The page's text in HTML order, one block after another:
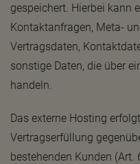
gespeichert. Hierbei kann
Kontaktanfragen, Meta-
Vertragsdaten,
sonstige Daten, die über
handeln.
Das externe Hosting
Vertragserfüllung
bestehenden Kunden (Art.